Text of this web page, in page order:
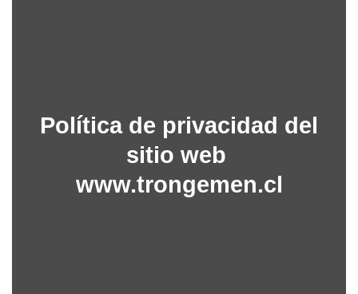
Política de privacidad del
sitio web
www.trongemen.cl